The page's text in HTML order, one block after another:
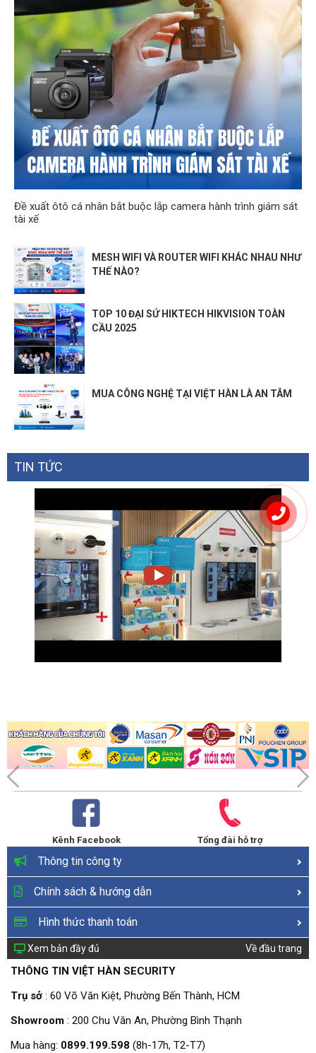
Đề xuất ôtô cá nhân bắt buộc lắp camera hành trình giám sát
tài xế
MESH WIFI VÀ ROUTER WIFI KHÁC NHAU NHƯ
THẾ NÀO?
TOP 10 ĐẠI SỨ HIKTECH HIKVISION TOÀN
CẦU 2025
MUA CÔNG NGHỆ TẠI VIỆT HÀN LÀ AN TÂM
TIN TỨC
Kênh Facebook Tổng đài hỗ trợ
Thông tin công ty
Chính sách & hướng dẫn
Hình thức thanh toán
Xem bản đầy đủ Về đầu trang
THÔNG TIN VIỆT HÀN SECURITY
Trụ sở : 60 Võ Văn Kiệt, Phường Bến Thành, HCM
Showroom : 200 Chu Văn An, Phường Bình Thạnh
Mua hàng: 0899.199.598 (8h-17h, T2-T7)